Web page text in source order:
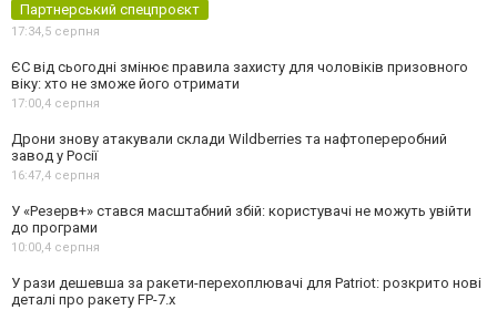
Партнерський спецпроєкт
17:34,5 серпня
ЄС від сьогодні змінює правила захисту для чоловіків призовного
віку: хто не зможе його отримати
17:00,4 серпня
Дрони знову атакували склади Wildberries та нафтопереробний
завод у Росії
16:47,4 серпня
У «Резерв+» стався масштабний збій: користувачі не можуть увійти
до програми
10:00,4 серпня
У рази дешевша за ракети-перехоплювачі для Patriot: розкрито нові
деталі про ракету FP-7.x